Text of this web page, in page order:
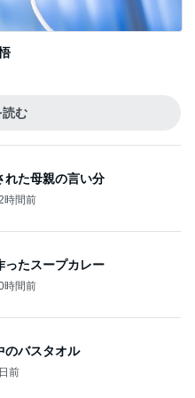
読む
れた母親の言い分
時間前
ったスープカレー
時間前
のバスタオル
前